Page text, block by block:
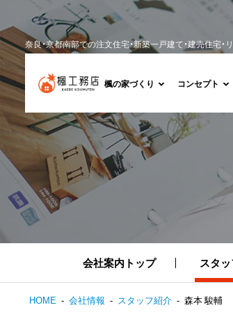
奈良・京都南部での注文住宅・新築一戸建て・建売住宅
楓の家づくり コンセプト
会社案内トップ スタ
HOME 会社情報 スタッフ紹介 森本 駿輔